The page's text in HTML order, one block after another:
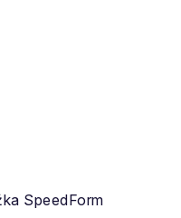
SpeedForm